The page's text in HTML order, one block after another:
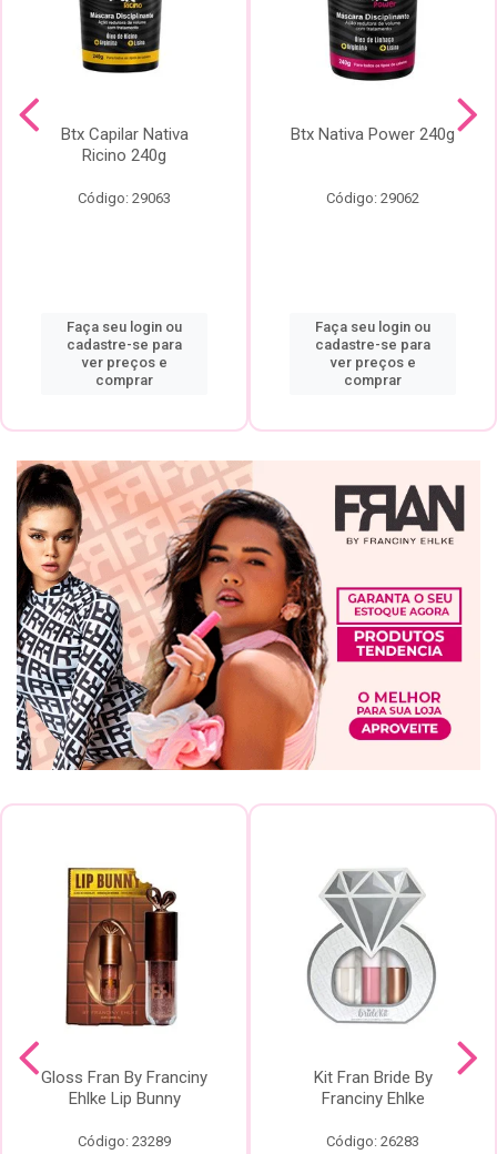
Btx Capilar Nativa
Ricino 240g
Código: 29063
Faça seu login ou
cadastre-se para
ver preços e
comprar
Btx Nativa Power 240g
Código: 29062
Faça seu login ou
cadastre-se para
ver preços e
comprar
Gloss Fran By Franciny
Ehlke Lip Bunny
Código: 23289
Kit Fran Bride By
Franciny Ehlke
Código: 26283